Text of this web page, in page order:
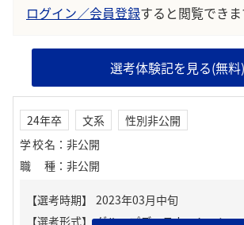
ログイン／会員登録すると閲覧できま
選考体験記を見る(無料)
24年卒 文系
性別非公開
学校名 ： 非公開
職種 ： 非公開